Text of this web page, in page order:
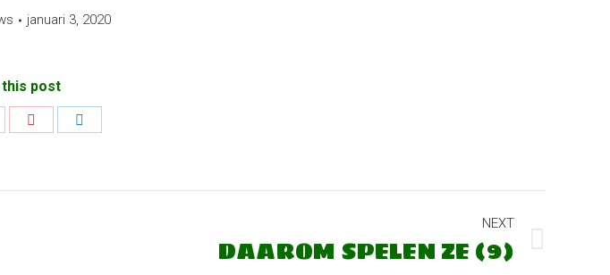
januari 3, 2020
post
NEXT
DAAROM SPELEN ZE (9)